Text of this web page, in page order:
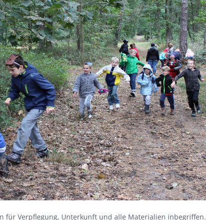
für Verpflegung, Unterkunft und alle Materialien inbegriffen.